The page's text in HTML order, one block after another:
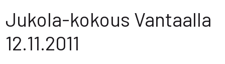
Jukola-kokous Vantaalla
12.11.2011